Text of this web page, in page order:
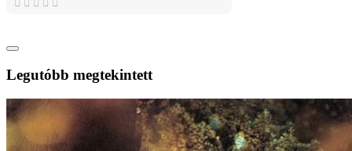
Legutóbb megtekintett